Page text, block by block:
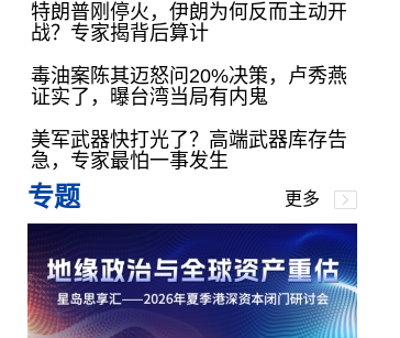
特朗普刚停火，伊朗为何反而主动开
战？专家揭背后算计
毒油案陈其迈怒问20%决策，卢秀燕
证实了，曝台湾当局有内鬼
美军武器快打光了？高端武器库存告
急，专家最怕一事发生
专题 更多